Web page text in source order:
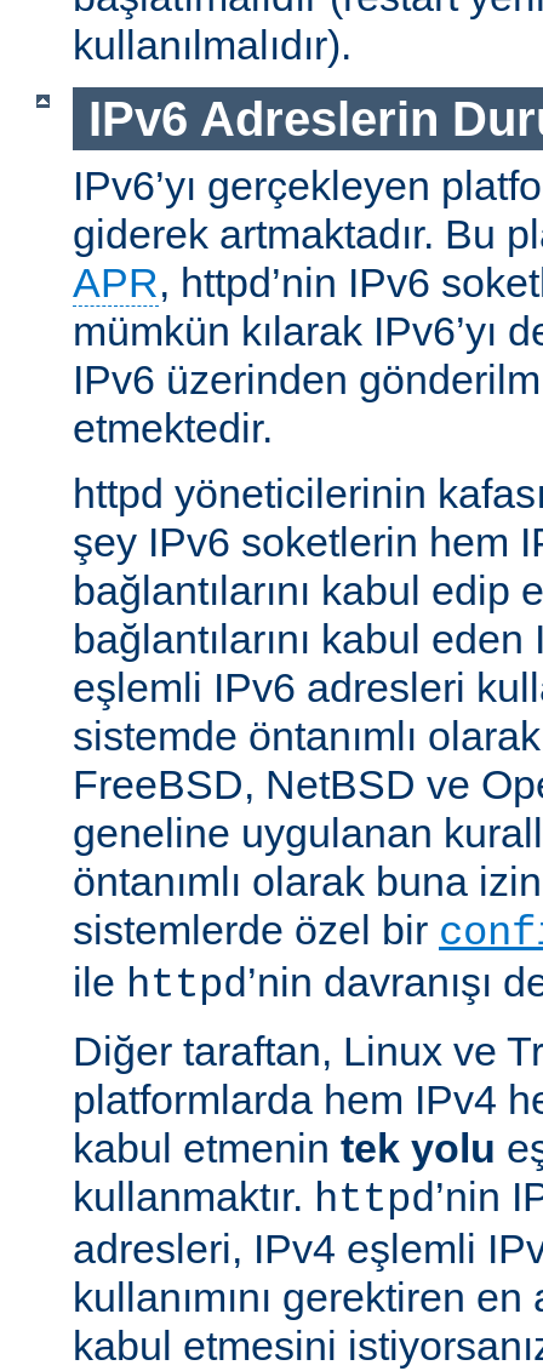
kullanılmalıdır).
IPv6 Adreslerin
IPv6’yı gerçekleyen
giderek artmaktadır. Bu
APR, httpd’nin IPv6
mümkün kılarak IPv6’yı
IPv6 üzerinden
etmektedir.
httpd yöneticilerinin
şey IPv6 soketlerin hem
bağlantılarını kabul edip
bağlantılarını kabul
eşlemli IPv6 adresleri
sistemde öntanımlı
FreeBSD, NetBSD ve
geneline uygulanan
öntanımlı olarak buna
sistemlerde özel bir
ile httpd’nin davranışı
Diğer taraftan, Linux ve
platformlarda hem IPv4
kabul etmenin tek yolu
kullanmaktır. httpd’nin
adresleri, IPv4 eşlemli
kullanımını gerektiren
kabul etmesini